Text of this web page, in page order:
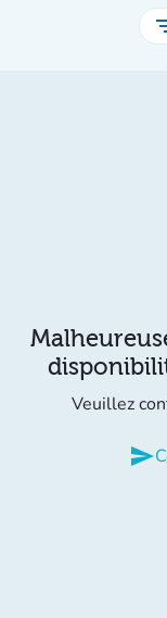
Veuillez
send